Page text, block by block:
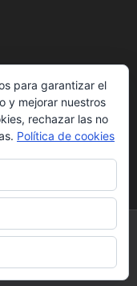
activa
para garantizar el
y mejorar nuestros
rechazar las no
Política de cookies